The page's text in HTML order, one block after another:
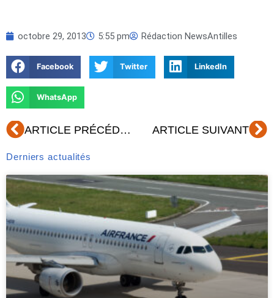
octobre 29, 2013 5:55 pm Rédaction NewsAntilles
Facebook Twitter LinkedIn
WhatsApp
Précédent ARTICLE PRÉCÉDENT ARTICLE SUIVANT
Derniers actualités